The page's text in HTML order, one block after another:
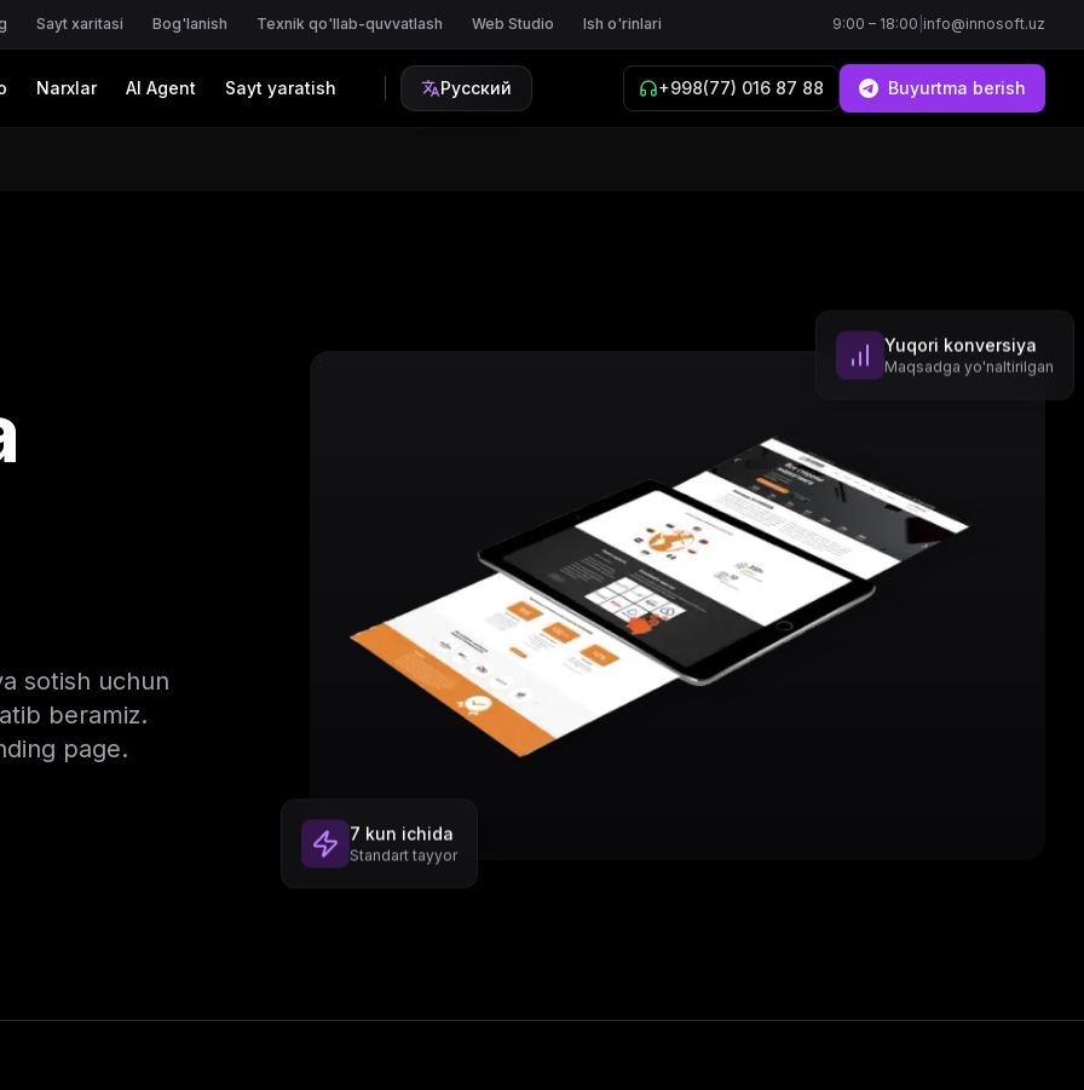
Sayt xaritasi Bog'lanish Texnik qo'llab-quvvatlash Web Studio Ish o'rinlari 9:00 – 18:00 info@innosoft.uz
Narxlar AI Agent Sayt yaratish Русский +998(77) 016 87 88 Buyurtma berish
sotish uchun
beramiz.
page.
7 kun ichida
Standart tayyor
Yuqori konversiya
Maqsadga yo'naltirilgan